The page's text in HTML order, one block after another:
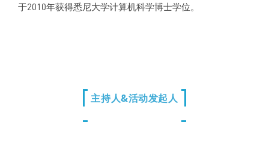
于2010年获得悉尼大学计算机科学博士学位。
主持人&活动发起人